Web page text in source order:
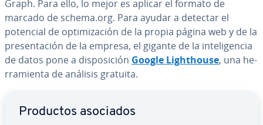
Graph. Para ello, lo mejor es aplicar el formato de
marcado de schema.org. Para ayudar a detectar el
potencial de op­ti­mi­za­ción de la propia página web y de la
pre­se­n­ta­ción de la empresa, el gigante de la in­te­li­ge­n­cia
de datos pone a di­s­po­si­ción Google Li­gh­thou­se, una he­
rra­mie­n­ta de análisis gratuita.
Productos asociados